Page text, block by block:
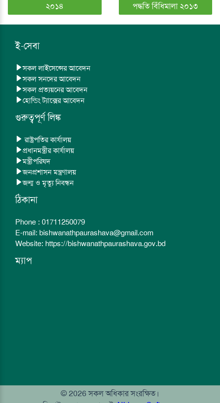
২০১৪
পদ্ধতি বিঁধিমালা ২০১৩
ই-সেবা
সকল লাইসেন্সের আবেদন
সকল সনদের আবেদন
সকল প্রত্যয়নের আবেদন
হোল্ডিং ট্যাক্সের আবেদন
গুরুত্বপূর্ণ লিঙ্ক
রাষ্ট্রপতির কার্যালয়
প্রধানমন্ত্রীর কার্যালয়
মন্ত্রীপরিষদ
জনপ্রশাসন মন্ত্রণালয়
জন্ম ও মৃত্যু নিবন্ধন
ঠিকানা
Phone : 01711250079
E-mail: bishwanathpaurashava@gmail.com
Website: https://bishwanathpaurashava.gov.bd
ম্যাপ
© 2026 সকল অধিকার সংরক্ষিত।